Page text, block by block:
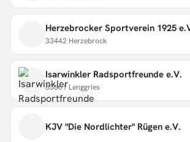
Herzebrocker Sportverein 1925
33442 Herzebrock
Isarwinkler Radsportfreunde e.V.
83661 Lenggries
KJV "Die Nordlichter" Rügen e.V.